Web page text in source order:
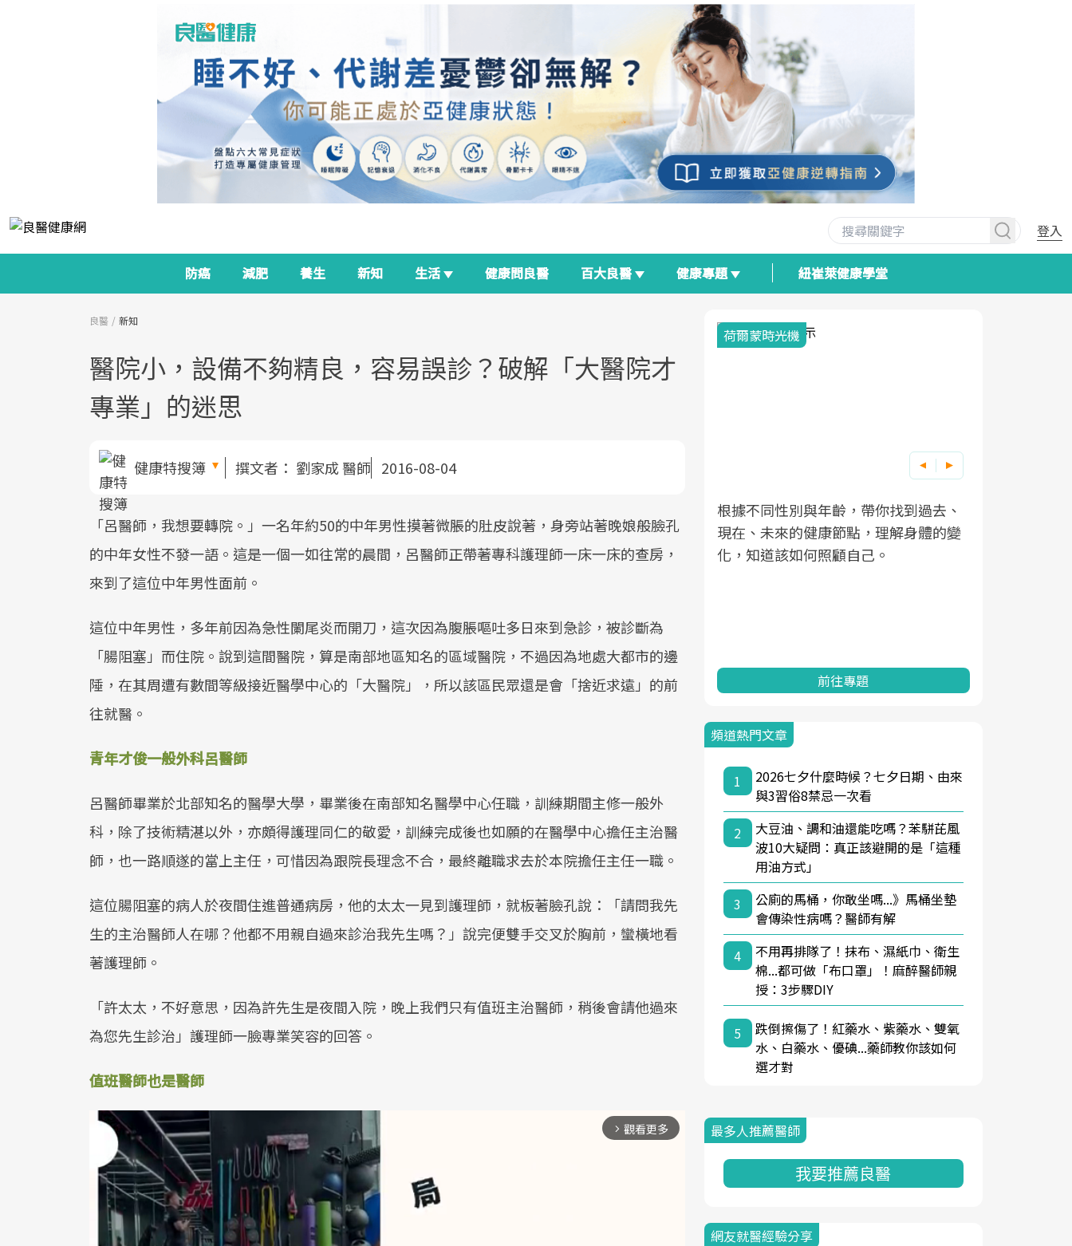
登入
防癌 減肥 養生 新知 生活 健康問良醫 百大良醫 健康專題 紐崔萊健康學堂
良醫 新知
醫院小，設備不夠精良，容易誤診？破解「大醫院才
專業」的迷思
健康特搜簿 撰文者： 劉家成 醫師 2016-08-04
「呂醫師，我想要轉院。」一名年約50的中年男性摸著微脹的肚皮說著，身旁站著晚娘般臉孔
的中年女性不發一語。這是一個一如往常的晨間，呂醫師正帶著專科護理師一床一床的查房，
來到了這位中年男性面前。
這位中年男性，多年前因為急性闌尾炎而開刀，這次因為腹脹嘔吐多日來到急診，被診斷為
「腸阻塞」而住院。說到這間醫院，算是南部地區知名的區域醫院，不過因為地處大都市的邊
陲，在其周遭有數間等級接近醫學中心的「大醫院」，所以該區民眾還是會「捨近求遠」的前
往就醫。
青年才俊一般外科呂醫師
呂醫師畢業於北部知名的醫學大學，畢業後在南部知名醫學中心任職，訓練期間主修一般外
科，除了技術精湛以外，亦頗得護理同仁的敬愛，訓練完成後也如願的在醫學中心擔任主治醫
師，也一路順遂的當上主任，可惜因為跟院長理念不合，最終離職求去於本院擔任主任一職。
這位腸阻塞的病人於夜間住進普通病房，他的太太一見到護理師，就板著臉孔說：「請問我先
生的主治醫師人在哪？他都不用親自過來診治我先生嗎？」說完便雙手交叉於胸前，蠻橫地看
著護理師。
「許太太，不好意思，因為許先生是夜間入院，晚上我們只有值班主治醫師，稍後會請他過來
為您先生診治」護理師一臉專業笑容的回答。
值班醫師也是醫師
arrow_forward_ios 觀看更多
邁向「健康照護」的新時代。隨著國家
政策如「健康台灣推動委員會」與「長
療院所的服務，更是民眾了解自身健康
前往專題
健康新生活」，從講座、體驗到運動，
全面啟動你的健康革命！
前往專題
發，透過醫學觀點與日常感受的對話，
建立對亞健康的認知，進而引導實際的
前往專題
荷爾蒙時光機
根據不同性別與年齡，帶你找到過去、
現在、未來的健康節點，理解身體的變
化，知道該如何照顧自己。
前往專題
頻道熱門文章
1
2026七夕什麼時候？七夕日期、由來
與3習俗8禁忌一次看
2
大豆油、調和油還能吃嗎？苯駢芘風
波10大疑問：真正該避開的是「這種
用油方式」
3
公廁的馬桶，你敢坐嗎...》馬桶坐墊
會傳染性病嗎？醫師有解
4
不用再排隊了！抹布、濕紙巾、衛生
棉...都可做「布口罩」！麻醉醫師親
授：3步驟DIY
5
跌倒擦傷了！紅藥水、紫藥水、雙氧
水、白藥水、優碘...藥師教你該如何
選才對
最多人推薦醫師
我要推薦良醫
網友就醫經驗分享